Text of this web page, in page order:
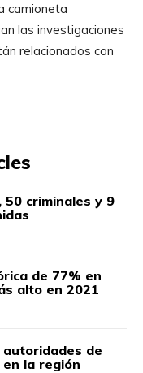
camioneta
las investigaciones
relacionados con
50 criminales y 9
de 77% en
alto en 2021
de
la región